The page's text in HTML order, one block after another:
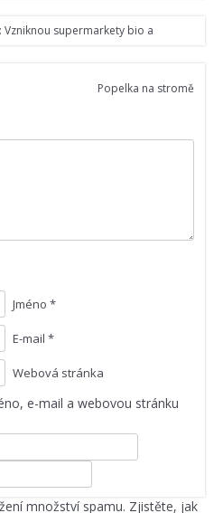
supermarkety bio a
Popelka na stromě
Jméno *
E-mail *
Webová stránka
e-mail a webovou stránku
množství spamu. Zjistěte, jak